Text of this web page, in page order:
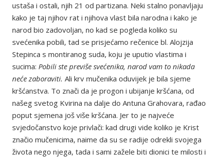
ustaša i ostali, njih 21 od partizana. Neki stalno ponavljaju
kako je taj njihov rat i njihova vlast bila narodna i kako je
narod bio zadovoljan, no kad se pogleda koliko su
svećenika pobili, tad se prisjećamo rečenice bl. Alojzija
Stepinca s montiranog suda, koju je uputio vlastima i
sucima: Pobili ste previše svećenika, narod vam to nikada
neće zaboraviti. Ali krv mučenika oduvijek je bila sjeme
kršćanstva. To znači da je progon i ubijanje kršćana, od
našeg svetog Kvirina na dalje do Antuna Grahovara, rađao
poput sjemena još više kršćana. Jer to je najveće
svjedočanstvo koje privlači: kad drugi vide koliko je Krist
značio mučenicima, naime da su se radije odrekli svojega
života nego njega, tada i sami zažele biti dionici te milosti i